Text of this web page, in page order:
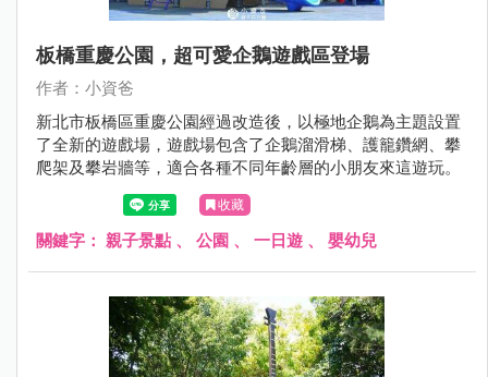
板橋重慶公園，超可愛企鵝遊戲區登場
作者：小資爸
新北市板橋區重慶公園經過改造後，以極地企鵝為主題設置
了全新的遊戲場，遊戲場包含了企鵝溜滑梯、護籠鑽網、攀
爬架及攀岩牆等，適合各種不同年齡層的小朋友來這遊玩。
收藏
關鍵字： 親子景點 、 公園 、 一日遊 、 嬰幼兒